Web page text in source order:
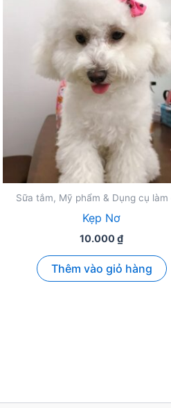
Sữa tắm, Mỹ phẩm & Dụng cụ làm
Kẹp Nơ
10.000₫
Thêm vào giỏ hàng